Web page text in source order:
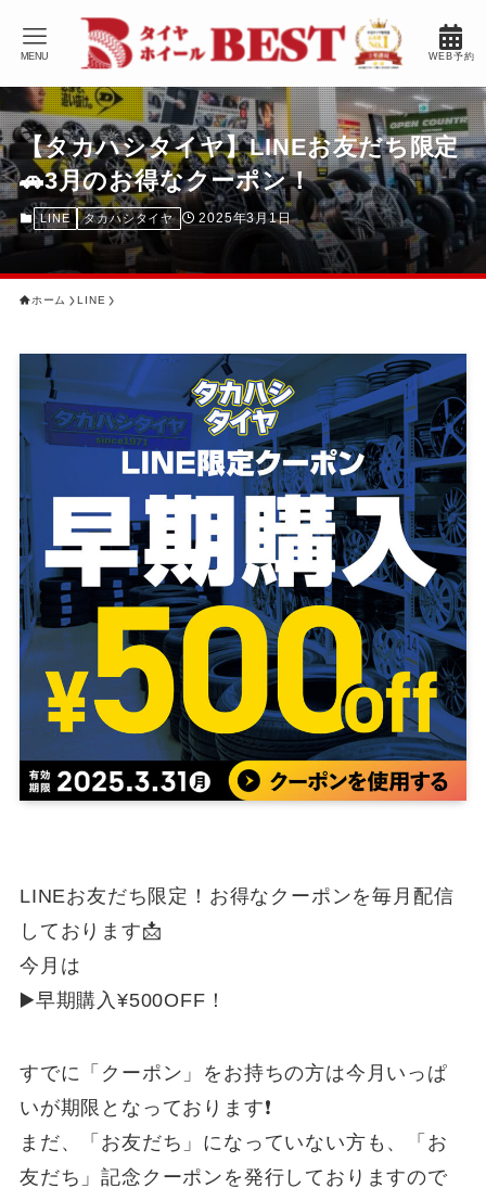
WEB予約
MENU
【タカハシタイヤ】LINEお友だち限定
🚗3月のお得なクーポン！
LINE タカハシタイヤ 2025年3月1日
ホーム LINE
LINEお友だち限定！お得なクーポンを毎月配信
しております📩
今月は
▶️早期購入¥500OFF！
すでに「クーポン」をお持ちの方は今月いっぱ
いが期限となっております❗️
まだ、「お友だち」になっていない方も、「お
友だち」記念クーポンを発行しておりますので